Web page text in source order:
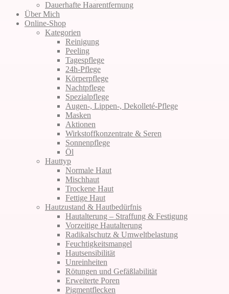
Dauerhafte Haar­entfernung
Über Mich
Online-Shop
Kategorien
Reinigung
Peeling
Tagespflege
24h-Pflege
Körperpflege
Nachtpflege
Spezialpflege
Augen-, Lippen-, Dekolleté-Pflege
Masken
Aktionen
Wirkstoffkonzentrate & Seren
Sonnenpflege
Öl
Hauttyp
Normale Haut
Mischhaut
Trockene Haut
Fettige Haut
Hautzustand & Hautbedürfnis
Hautalterung – Straffung & Festigung
Vorzeitige Hautalterung
Radikalschutz & Umweltbelastung
Feuchtigkeitsmangel
Hautsensibilität
Unreinheiten
Rötungen und Gefäßlabilität
Erweiterte Poren
Pigmentflecken